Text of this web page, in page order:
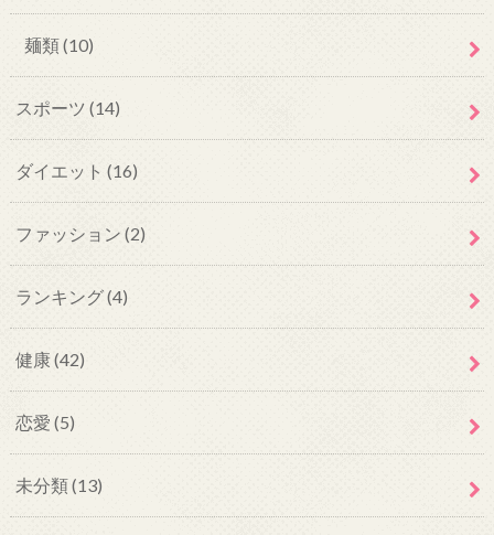
麺類(10)
スポーツ (14)
ダイエット (16)
ファッション (2)
ランキング(4)
健康(42)
恋愛 (5)
未分類(13)